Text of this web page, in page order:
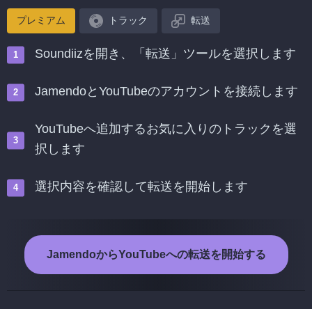
プレミアム トラック 転送
Soundiizを開き、「転送」ツールを選択します
JamendoとYouTubeのアカウントを接続します
YouTubeへ追加するお気に入りのトラックを選
択します
選択内容を確認して転送を開始します
JamendoからYouTubeへの転送を開始する